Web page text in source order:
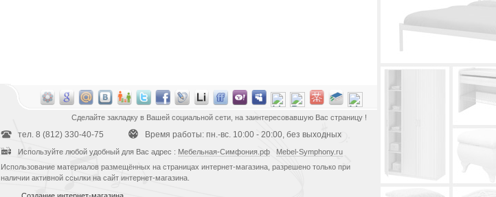
Сделайте закладку в Вашей социальной сети, на заинтересовавшую Вас страницу !
тел. 8 (812) 330-40-75 Время работы: пн.-вс. 10:00 - 20:00, без выходных
Используйте любой удобный для Вас адрес : Мебельная-Симфония.рф
Mebel-Symphony.ru
Использование материалов размещённых на страницах интернет-магазина, разрешено только при
наличии активной ссылки на сайт интернет-магазина.